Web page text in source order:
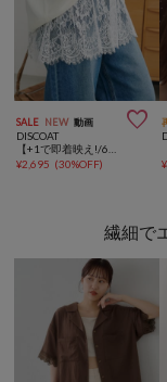
SALE NEW 動画 
DISCOAT
【+1で即着映え!/6色展開】裾レース切替キャミソール
¥2,695 (30%OFF)
¥
繊細で